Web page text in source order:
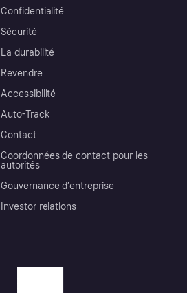
Confidentialité
Sécurité
La durabilité
Revendre
Accessibilité
Auto-Track
Contact
Coordonnées de contact pour les
autorités
Gouvernance d’entreprise
Investor relations